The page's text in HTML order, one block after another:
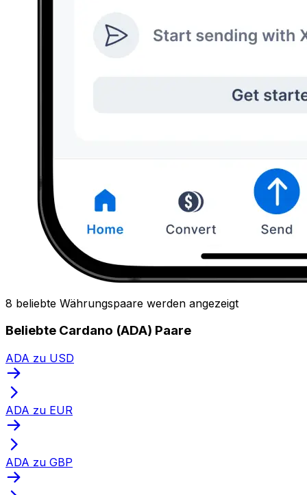
8 beliebte Währungspaare werden angezeigt
Beliebte Cardano (ADA) Paare
ADA zu USD
ADA zu EUR
ADA zu GBP